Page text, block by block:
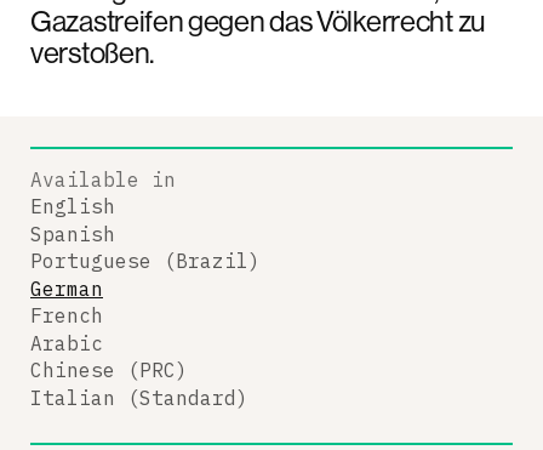
Gazastreifen gegen das Völkerrecht zu
verstoßen.
Available in
English
Spanish
Portuguese (Brazil)
German
French
Arabic
Chinese (PRC)
Italian (Standard)